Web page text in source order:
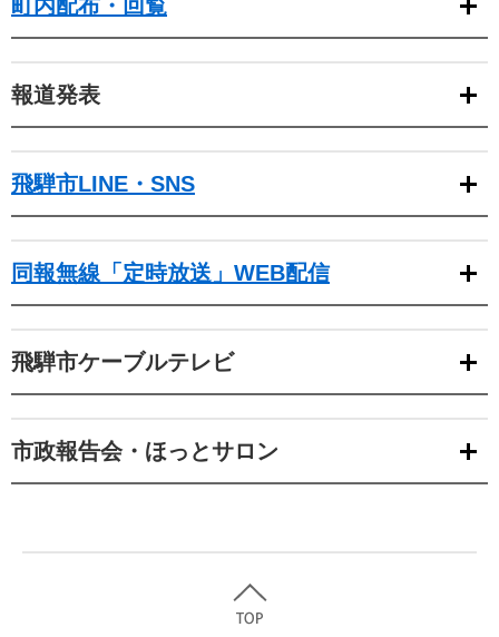
町内配布・回覧
報道発表
飛騨市LINE・SNS
同報無線「定時放送」WEB配信
飛騨市ケーブルテレビ
市政報告会・ほっとサロン